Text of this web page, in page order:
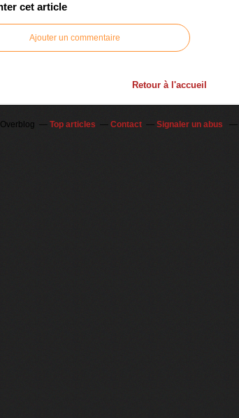
cet article
Ajouter un commentaire
Retour à l'accueil
Top articles Contact Signaler un abus